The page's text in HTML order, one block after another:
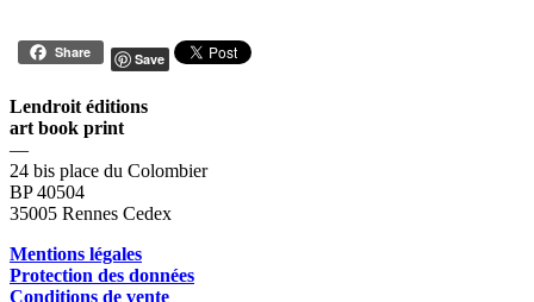
Share Save
Lendroit éditions
art book print
—
24 bis place du Colombier
BP 40504
35005 Rennes Cedex
Mentions légales
Protection des données
Conditions de vente